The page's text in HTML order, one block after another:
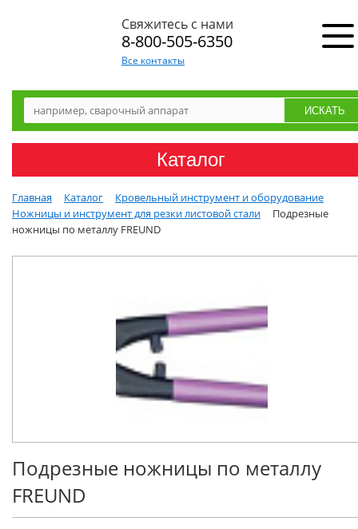
Свяжитесь с нами
8-800-505-6350
Все контакты
Каталог
Главная Каталог
Кровельный инструмент и оборудование
Ножницы и инструмент для резки листовой стали
Подрезные
ножницы по металлу FREUND
Подрезные ножницы по металлу
FREUND